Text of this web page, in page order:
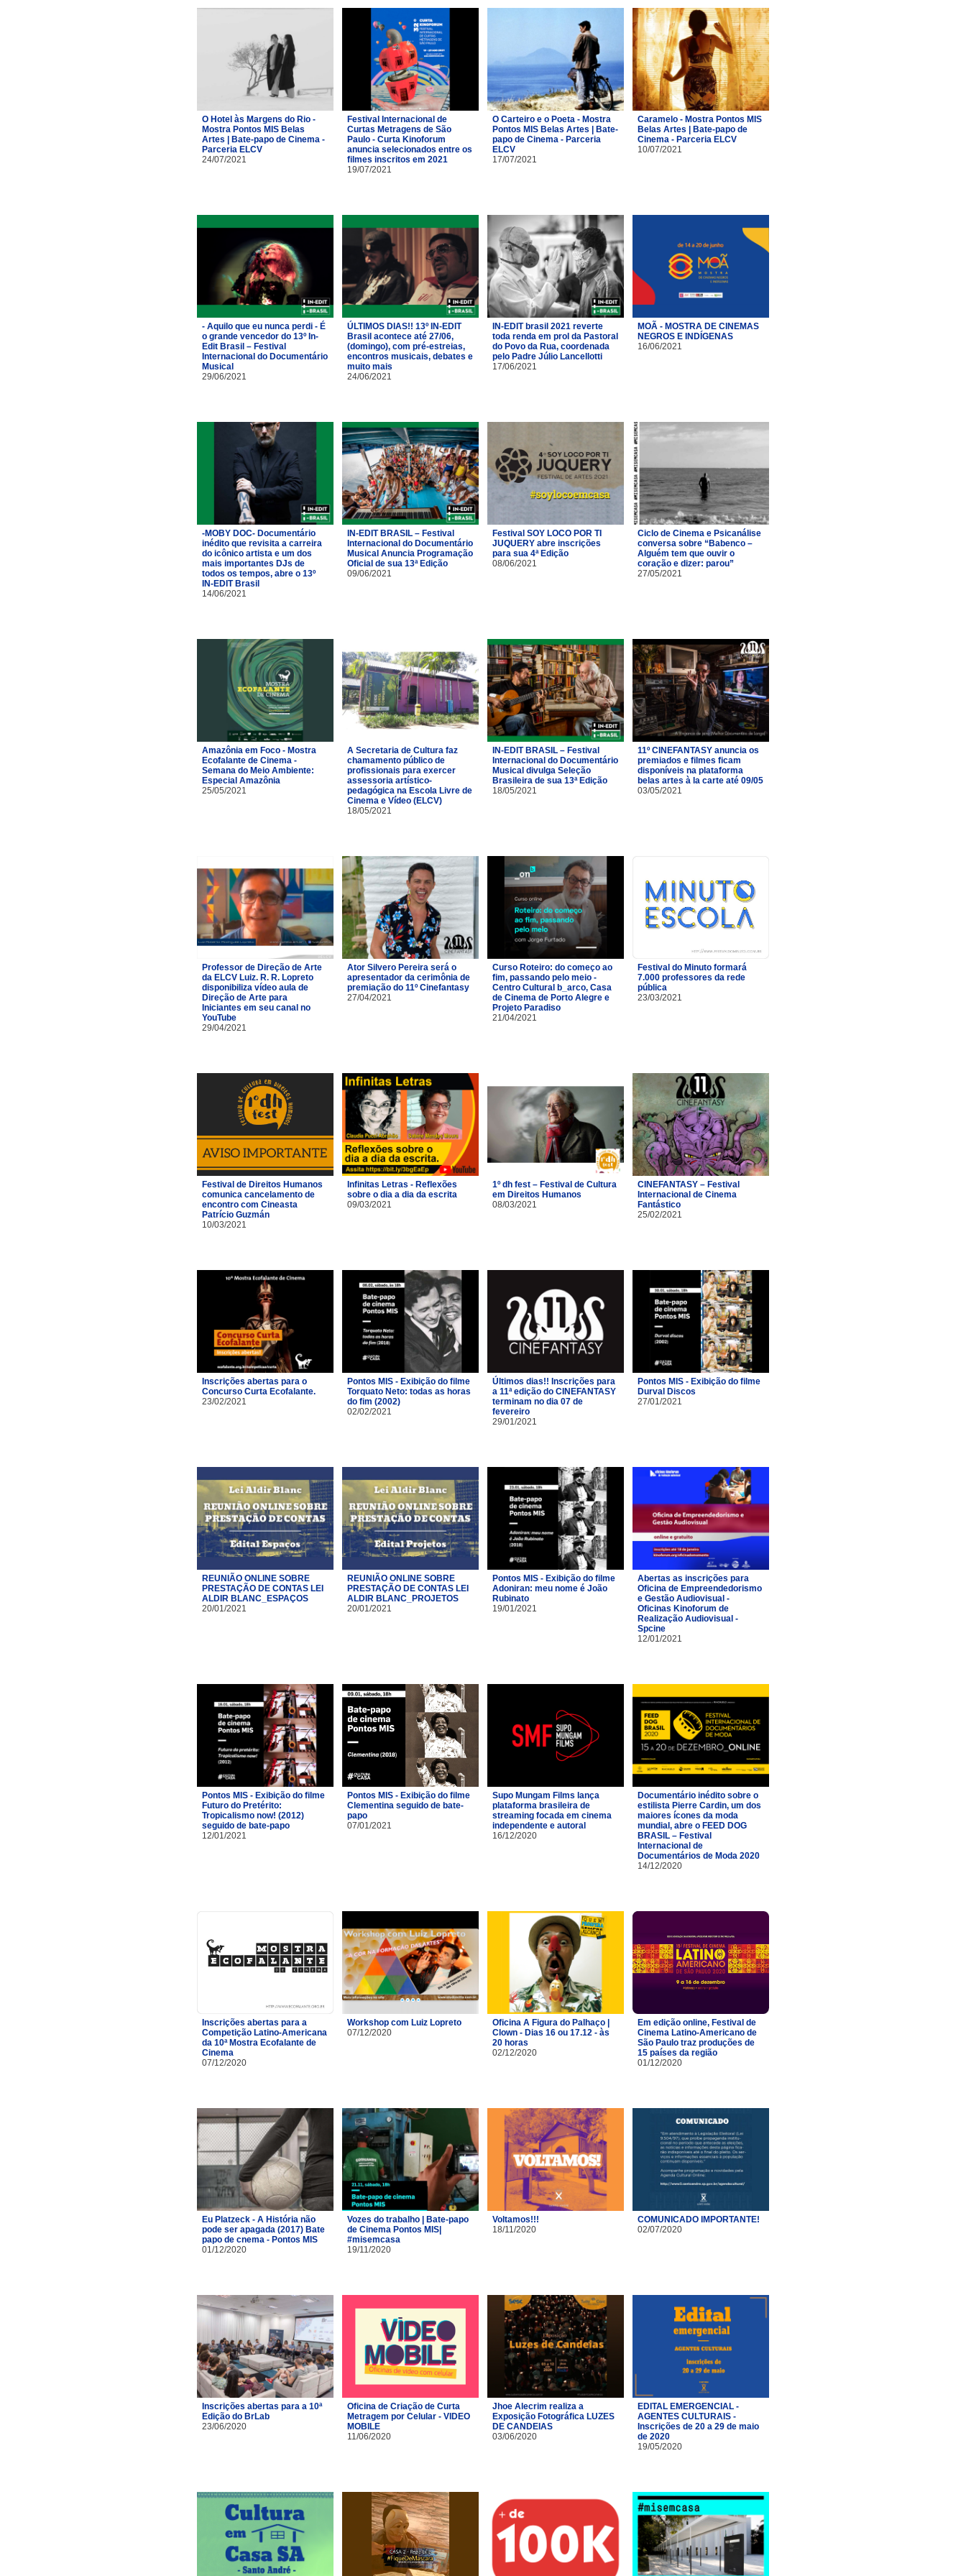
O Hotel às Margens do Rio -
Mostra Pontos MIS Belas
Artes | Bate-papo de Cinema -
Parceria ELCV
24/07/2021
Festival Internacional de
Curtas Metragens de São
Paulo - Curta Kinoforum
anuncia selecionados entre os
filmes inscritos em 2021
19/07/2021
O Carteiro e o Poeta - Mostra
Pontos MIS Belas Artes | Bate-
papo de Cinema - Parceria
ELCV
17/07/2021
Caramelo - Mostra Pontos MIS
Belas Artes | Bate-papo de
Cinema - Parceria ELCV
10/07/2021
- Aquilo que eu nunca perdi - É
o grande vencedor do 13º In-
Edit Brasil – Festival
Internacional do Documentário
Musical
29/06/2021
ÚLTIMOS DIAS!! 13º IN-EDIT
Brasil acontece até 27/06,
(domingo), com pré-estreias,
encontros musicais, debates e
muito mais
24/06/2021
IN-EDIT brasil 2021 reverte
toda renda em prol da Pastoral
do Povo da Rua, coordenada
pelo Padre Júlio Lancellotti
17/06/2021
MOÃ - MOSTRA DE CINEMAS
NEGROS E INDÍGENAS
16/06/2021
-MOBY DOC- Documentário
inédito que revisita a carreira
do icônico artista e um dos
mais importantes DJs de
todos os tempos, abre o 13º
IN-EDIT Brasil
14/06/2021
IN-EDIT BRASIL – Festival
Internacional do Documentário
Musical Anuncia Programação
Oficial de sua 13ª Edição
09/06/2021
Festival SOY LOCO POR TI
JUQUERY abre inscrições
para sua 4ª Edição
08/06/2021
Ciclo de Cinema e Psicanálise
conversa sobre “Babenco –
Alguém tem que ouvir o
coração e dizer: parou”
27/05/2021
Amazônia em Foco - Mostra
Ecofalante de Cinema -
Semana do Meio Ambiente:
Especial Amazônia
25/05/2021
A Secretaria de Cultura faz
chamamento público de
profissionais para exercer
assessoria artístico-
pedagógica na Escola Livre de
Cinema e Vídeo (ELCV)
18/05/2021
IN-EDIT BRASIL – Festival
Internacional do Documentário
Musical divulga Seleção
Brasileira de sua 13ª Edição
18/05/2021
11º CINEFANTASY anuncia os
premiados e filmes ficam
disponíveis na plataforma
belas artes à la carte até 09/05
03/05/2021
Professor de Direção de Arte
da ELCV Luiz. R. R. Lopreto
disponibiliza vídeo aula de
Direção de Arte para
Iniciantes em seu canal no
YouTube
29/04/2021
Ator Silvero Pereira será o
apresentador da cerimônia de
premiação do 11º Cinefantasy
27/04/2021
Curso Roteiro: do começo ao
fim, passando pelo meio -
Centro Cultural b_arco, Casa
de Cinema de Porto Alegre e
Projeto Paradiso
21/04/2021
Festival do Minuto formará
7.000 professores da rede
pública
23/03/2021
Festival de Direitos Humanos
comunica cancelamento de
encontro com Cineasta
Patrício Guzmán
10/03/2021
Infinitas Letras - Reflexões
sobre o dia a dia da escrita
09/03/2021
1º dh fest – Festival de Cultura
em Direitos Humanos
08/03/2021
CINEFANTASY – Festival
Internacional de Cinema
Fantástico
25/02/2021
Inscrições abertas para o
Concurso Curta Ecofalante.
23/02/2021
Pontos MIS - Exibição do filme
Torquato Neto: todas as horas
do fim (2002)
02/02/2021
Últimos dias!! Inscrições para
a 11ª edição do CINEFANTASY
terminam no dia 07 de
fevereiro
29/01/2021
Pontos MIS - Exibição do filme
Durval Discos
27/01/2021
REUNIÃO ONLINE SOBRE
PRESTAÇÃO DE CONTAS LEI
ALDIR BLANC_ESPAÇOS
20/01/2021
REUNIÃO ONLINE SOBRE
PRESTAÇÃO DE CONTAS LEI
ALDIR BLANC_PROJETOS
20/01/2021
Pontos MIS - Exibição do filme
Adoniran: meu nome é João
Rubinato
19/01/2021
Abertas as inscrições para
Oficina de Empreendedorismo
e Gestão Audiovisual -
Oficinas Kinoforum de
Realização Audiovisual -
Spcine
12/01/2021
Pontos MIS - Exibição do filme
Futuro do Pretérito:
Tropicalismo now! (2012)
seguido de bate-papo
12/01/2021
Pontos MIS - Exibição do filme
Clementina seguido de bate-
papo
07/01/2021
Supo Mungam Films lança
plataforma brasileira de
streaming focada em cinema
independente e autoral
16/12/2020
Documentário inédito sobre o
estilista Pierre Cardin, um dos
maiores ícones da moda
mundial, abre o FEED DOG
BRASIL – Festival
Internacional de
Documentários de Moda 2020
14/12/2020
Inscrições abertas para a
Competição Latino-Americana
da 10ª Mostra Ecofalante de
Cinema
07/12/2020
Workshop com Luiz Lopreto
07/12/2020
Oficina A Figura do Palhaço |
Clown - Dias 16 ou 17.12 - às
20 horas
02/12/2020
Em edição online, Festival de
Cinema Latino-Americano de
São Paulo traz produções de
15 países da região
01/12/2020
Eu Platzeck - A História não
pode ser apagada (2017) Bate
papo de cnema - Pontos MIS
01/12/2020
Vozes do trabalho | Bate-papo
de Cinema Pontos MIS|
#misemcasa
19/11/2020
Voltamos!!!
18/11/2020
COMUNICADO IMPORTANTE!
02/07/2020
Inscrições abertas para a 10ª
Edição do BrLab
23/06/2020
Oficina de Criação de Curta
Metragem por Celular - VIDEO
MOBILE
11/06/2020
Jhoe Alecrim realiza a
Exposição Fotográfica LUZES
DE CANDEIAS
03/06/2020
EDITAL EMERGENCIAL -
AGENTES CULTURAIS -
Inscrições de 20 a 29 de maio
de 2020
19/05/2020